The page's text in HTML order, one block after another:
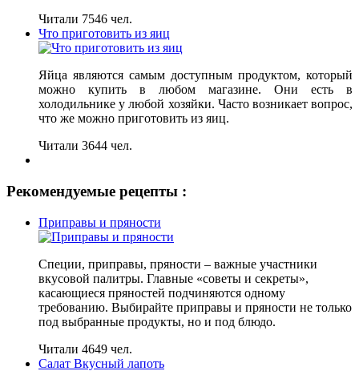
Читали 7546 чел.
Что приготовить из яиц
Яйца являются самым доступным продуктом, который
можно купить в любом магазине. Они есть в
холодильнике у любой хозяйки. Часто возникает вопрос,
что же можно приготовить из яиц.
Читали 3644 чел.
Рекомендуемые рецепты :
Приправы и пряности
Специи, приправы, пряности – важные участники
вкусовой палитры. Главные «советы и секреты»,
касающиеся пряностей подчиняются одному
требованию. Выбирайте приправы и пряности не только
под выбранные продукты, но и под блюдо.
Читали 4649 чел.
Салат Вкусный лапоть